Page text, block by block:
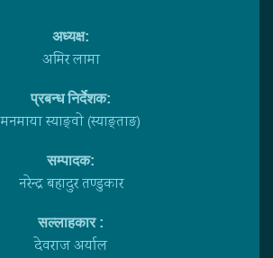
अध्यक्ष:
अमिर लामा
प्रबन्ध निर्देशक:
मनमाया स्याङ्वाे (स्याङ्ताङ)
सम्पादक:
नरेन्द्र बहादुर तण्डुकार
सल्लाहकार :
देवराज अर्याल